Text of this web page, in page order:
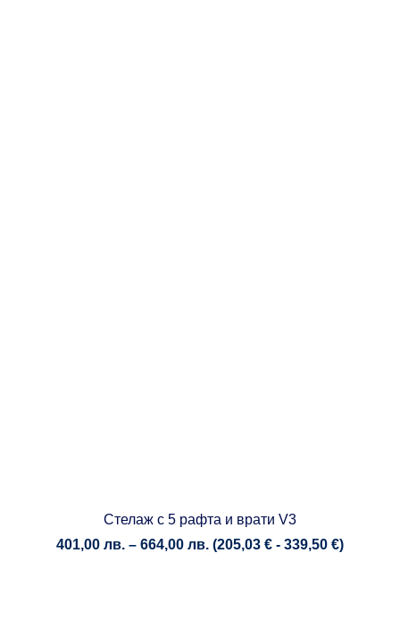
Стелаж с 5 рафта и врати V3
401,00 лв. – 664,00 лв. Price
(205,03 € - 339,50 €)